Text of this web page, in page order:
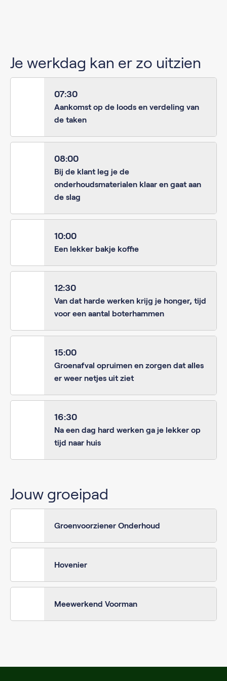
Je werkdag kan er zo uitzien
07:30
Aankomst op de loods en verdeling van
de taken
08:00
Bij de klant leg je de
onderhoudsmaterialen klaar en gaat aan
de slag
10:00
Een lekker bakje koffie
12:30
Van dat harde werken krijg je honger, tijd
voor een aantal boterhammen
15:00
Groenafval opruimen en zorgen dat alles
er weer netjes uit ziet
16:30
Na een dag hard werken ga je lekker op
tijd naar huis
Jouw groeipad
Groenvoorziener Onderhoud
Hovenier
Meewerkend Voorman